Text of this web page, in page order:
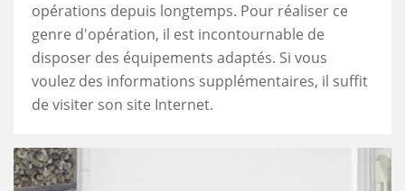
opérations depuis longtemps. Pour réaliser ce
genre d'opération, il est incontournable de
disposer des équipements adaptés. Si vous
voulez des informations supplémentaires, il suffit
de visiter son site Internet.